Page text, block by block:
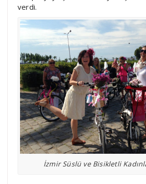
verdi.
İzmir Süslü ve Bisikletli